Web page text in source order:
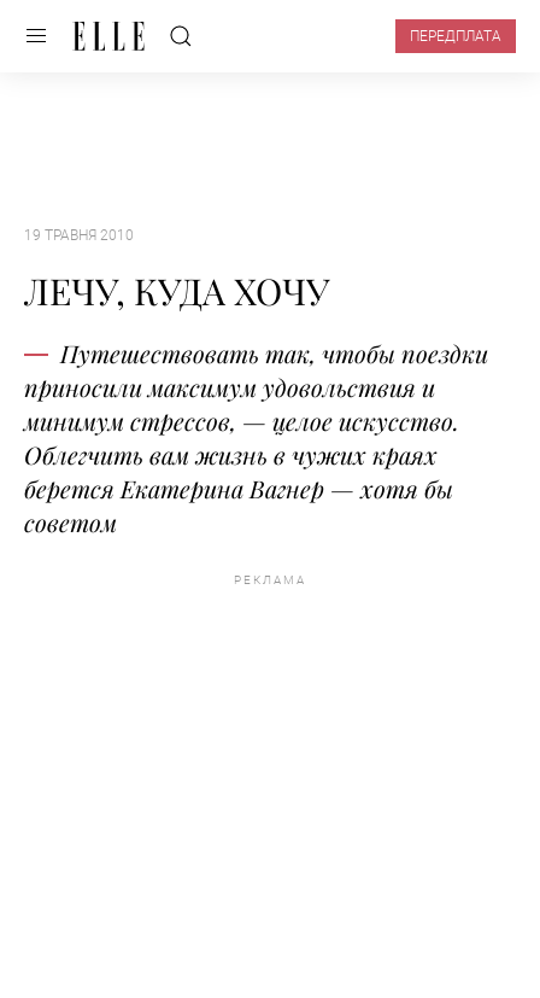
ПЕРЕДПЛАТА
19 ТРАВНЯ 2010
ЛЕЧУ, КУДА ХОЧУ
Путешествовать так, чтобы поездки
приносили максимум удовольствия и
минимум стрессов, — целое искусство.
Облегчить вам жизнь в чужих краях
берется Екатерина Вагнер — хотя бы
советом
РЕКЛАМА